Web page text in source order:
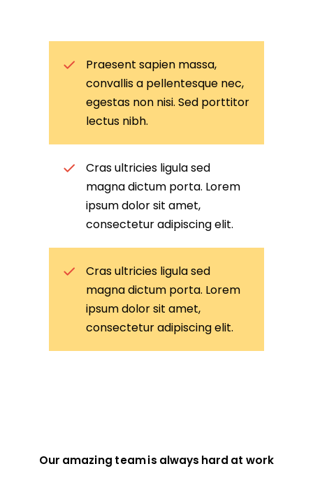
Praesent sapien massa,
convallis a pellentesque nec,
egestas non nisi. Sed porttitor
lectus nibh.
Cras ultricies ligula sed
magna dictum porta. Lorem
ipsum dolor sit amet,
consectetur adipiscing elit.
Cras ultricies ligula sed
magna dictum porta. Lorem
ipsum dolor sit amet,
consectetur adipiscing elit.
Our amazing team is always hard at work